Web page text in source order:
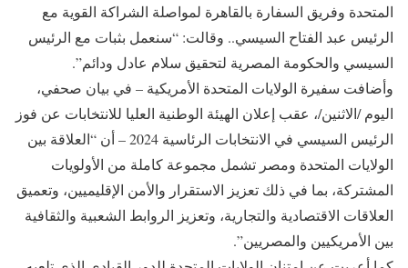
المتحدة وفريق السفارة بالقاهرة لمواصلة الشراكة القوية مع
الرئيس عبد الفتاح السيسي.. وقالت: “سنعمل بثبات مع الرئيس
السيسي والحكومة المصرية لتحقيق سلام عادل ودائم”.
وأضافت سفيرة الولايات المتحدة الأمريكية – في بيان صحفي،
اليوم /الاثنين/، عقب إعلان الهيئة الوطنية العليا للانتخابات عن فوز
الرئيس السيسي في الانتخابات الرئاسية 2024 – أن “العلاقة بين
الولايات المتحدة ومصر تشمل مجموعة كاملة من الأولويات
المشتركة، بما في ذلك تعزيز الاستقرار والأمن الإقليميين، وتعميق
العلاقات الاقتصادية والتجارية، وتعزيز الروابط الشعبية والثقافية
بين الأمريكيين والمصريين”.